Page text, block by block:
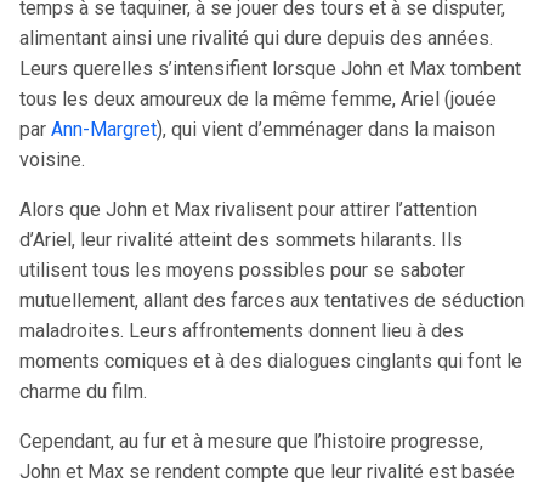
temps à se taquiner, à se jouer des tours et à se disputer,
alimentant ainsi une rivalité qui dure depuis des années.
Leurs querelles s’intensifient lorsque John et Max tombent
tous les deux amoureux de la même femme, Ariel (jouée
par Ann-Margret), qui vient d’emménager dans la maison
voisine.
Alors que John et Max rivalisent pour attirer l’attention
d’Ariel, leur rivalité atteint des sommets hilarants. Ils
utilisent tous les moyens possibles pour se saboter
mutuellement, allant des farces aux tentatives de séduction
maladroites. Leurs affrontements donnent lieu à des
moments comiques et à des dialogues cinglants qui font le
charme du film.
Cependant, au fur et à mesure que l’histoire progresse,
John et Max se rendent compte que leur rivalité est basée